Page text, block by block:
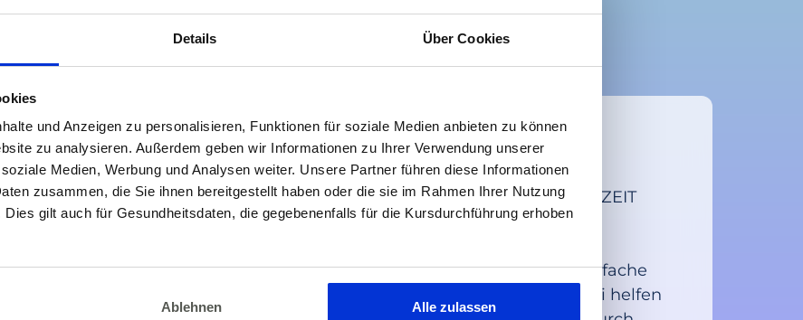
Details Über Cookies
und Anzeigen zu personalisieren, Funktionen für soziale Medien anbieten zu können
zu analysieren. Außerdem geben wir Informationen zu Ihrer Verwendung unserer
Medien, Werbung und Analysen weiter. Unsere Partner führen diese Informationen
zusammen, die Sie ihnen bereitgestellt haben oder die sie im Rahmen Ihrer Nutzung
gilt auch für Gesundheitsdaten, die gegebenenfalls für die Kursdurchführung erhoben
Ablehnen Alle zulassen
Alexandra Löwe
ENTSPANNUNGSFÄHIGKEIT WIRD IN UNSERER ZEIT
IMMER WICHTIGER. Wir alle sind täglich Stress
abzubauen. Dieser Onlinekurs hat dafür eine einfache
wie praktikable Lösung. Ich freue mich, Dir dabei helfen